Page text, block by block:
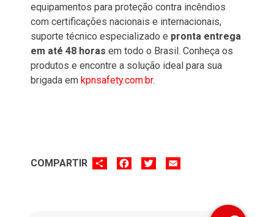
equipamentos para proteção contra incêndios
com certificações nacionais e internacionais,
suporte técnico especializado e pronta entrega
em até 48 horas em todo o Brasil. Conheça os
produtos e encontre a solução ideal para sua
brigada em kpnsafety.com.br.
COMPARTIR SHARE FACEBOOKTWITTER